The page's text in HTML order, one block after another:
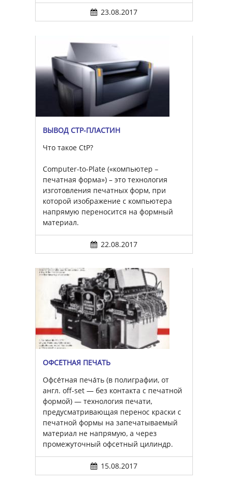
23.08.2017
ВЫВОД CTP-ПЛАСТИН
Что такое CtP?
Computer-to-Plate («компьютер –
печатная форма») – это технология
изготовления печатных форм, при
которой изображение с компьютера
напрямую переносится на формный
материал.
22.08.2017
ОФСЕ́ТНАЯ ПЕЧА́ТЬ
Офсе́тная печа́ть (в полиграфии, от
англ. off-set — без контакта с печатной
формой) — технология печати,
предусматривающая перенос краски с
печатной формы на запечатываемый
материал не напрямую, а через
промежуточный офсетный цилиндр.
15.08.2017